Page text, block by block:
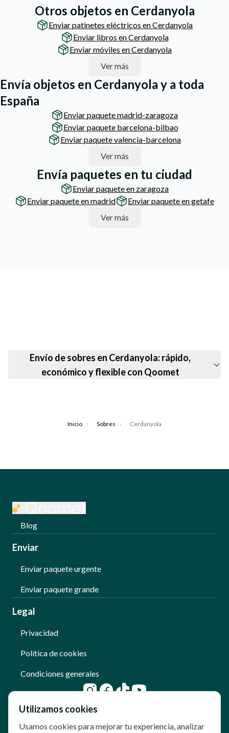
Otros objetos en Cerdanyola
Enviar patinetes eléctricos en Cerdanyola
Enviar libros en Cerdanyola
Enviar móviles en Cerdanyola
Ver más
Envía objetos en Cerdanyola y a toda
España
Enviar paquete madrid-zaragoza
Enviar paquete barcelona-bilbao
Enviar paquete valencia-barcelona
Ver más
Envía paquetes en tu ciudad
Enviar paquete en zaragoza
Enviar paquete en madrid
Enviar paquete en getafe
Ver más
Envío de sobres en Cerdanyola: rápido,
económico y flexible con Qoomet
Inicio › Sobres › Cerdanyola
Blog
Enviar
Enviar paquete urgente
Enviar paquete grande
Legal
Privacidad
Política de cookies
Condiciones generales
Utilizamos cookies
Usamos cookies para mejorar tu experiencia, analizar